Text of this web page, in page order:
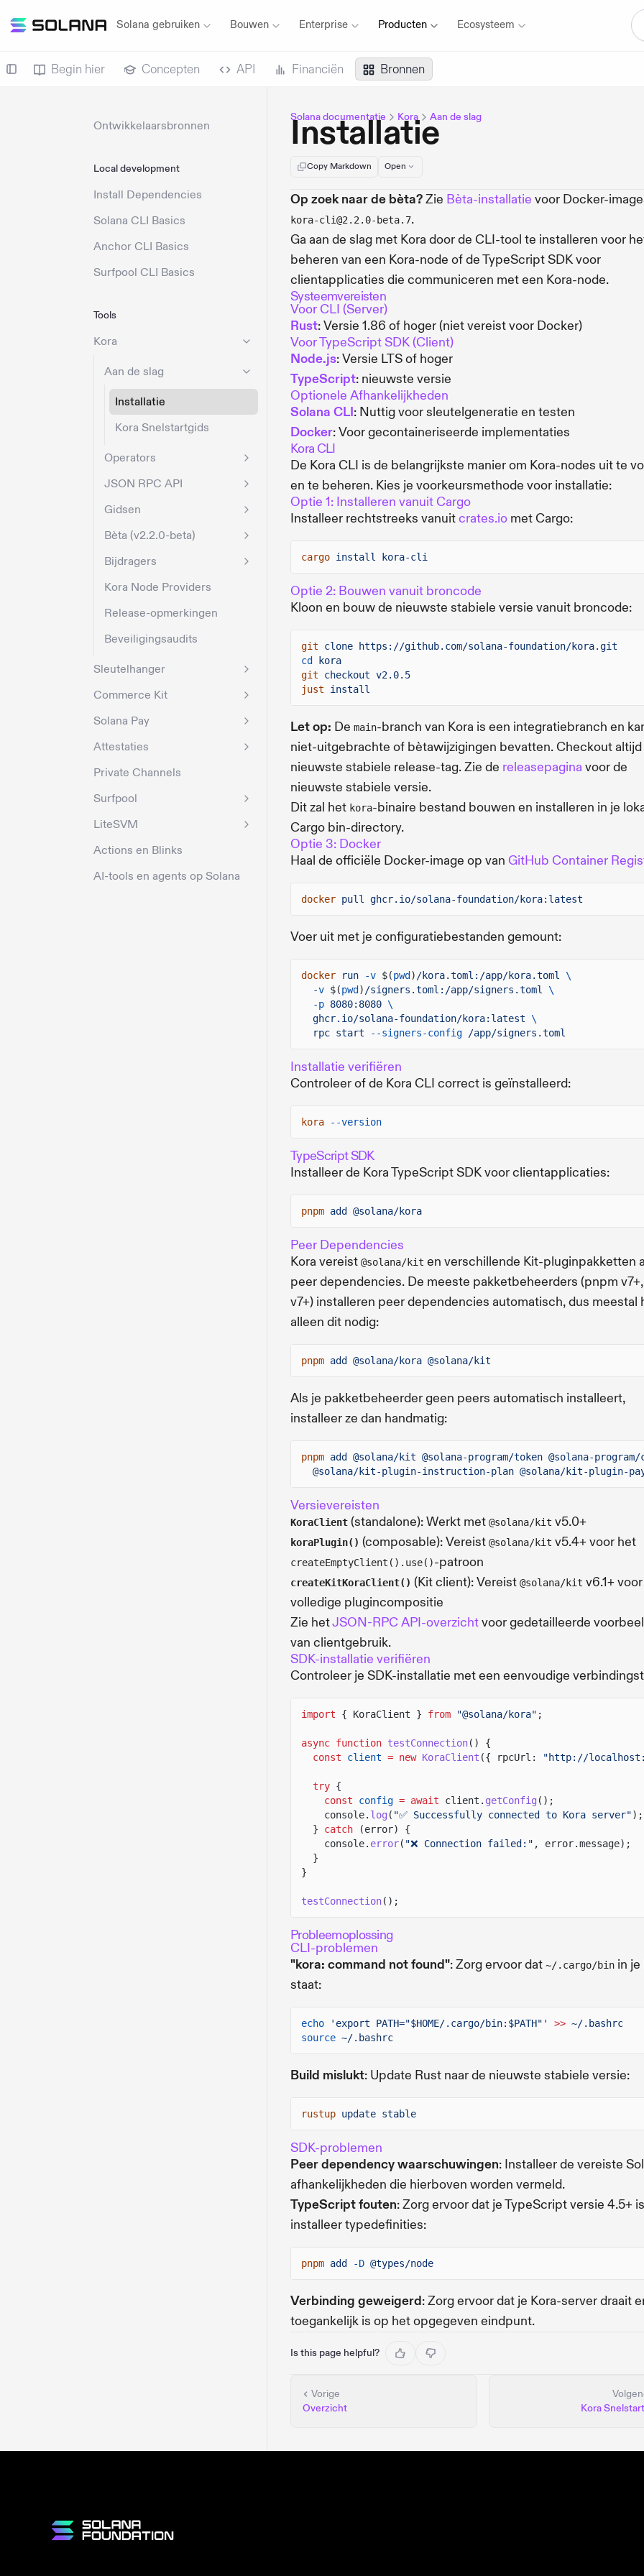
Solana gebruiken Bouwen Enterprise Producten Ecosysteem
Begin hier Concepten API Financiën Bronnen
Ontwikkelaarsbronnen
Local development
Install Dependencies
Solana CLI Basics
Anchor CLI Basics
Surfpool CLI Basics
Tools
Kora
Aan de slag
Installatie
Kora Snelstartgids
Operators
JSON RPC API
Gidsen
Bèta (v2.2.0-beta)
Bijdragers
Kora Node Providers
Release-opmerkingen
Beveiligingsaudits
Sleutelhanger
Commerce Kit
Solana Pay
Attestaties
Private Channels
Surfpool
LiteSVM
Actions en Blinks
AI-tools en agents op Solana
Solana documentatie Kora Aan de slag
Installatie
Copy Markdown Open
Op zoek naar de bèta?Zie Bèta-installatie voor Docker-
kora-cli@2.2.0-beta.7.
Ga aan de slag met Kora door de CLI-tool te installeren voor
beheren van een Kora-node of de TypeScript SDK voor
clientapplicaties die communiceren met een Kora-node.
Systeemvereisten
Voor CLI (Server)
Rust: Versie 1.86 of hoger (niet vereist voor Docker)
Voor TypeScript SDK (Client)
Node.js: Versie LTS of hoger
TypeScript: nieuwste versie
Optionele Afhankelijkheden
Solana CLI: Nuttig voor sleutelgeneratie en testen
Docker: Voor gecontaineriseerde implementaties
Kora CLI
De Kora CLI is de belangrijkste manier om Kora-nodes uit te
en te beheren. Kies je voorkeursmethode voor installatie:
Optie 1: Installeren vanuit Cargo
Installeer rechtstreeks vanuitcrates.io met Cargo:
cargo install kora-cli
Optie 2: Bouwen vanuit broncode
Kloon en bouw de nieuwste stabiele versie vanuit broncode:
git
clone https://github.com/solana-foundation/kora.git
cd
kora
git
checkout v2.0.5
just
install
Let op: De main-branch van Kora is een integratiebranch en
niet-uitgebrachte of bètawijzigingen bevatten. Checkout altijd
nieuwste stabiele release-tag. Zie de releasepagina voor de
nieuwste stabiele versie.
Dit zal het kora-binaire bestand bouwen en installeren in je
Cargo bin-directory.
Optie 3: Docker
Haal de officiële Docker-image op van GitHub Container
docker pull ghcr.io/solana-foundation/kora:latest
Voer uit met je configuratiebestanden gemount:
docker run -v $(pwd )/kora.toml:/app/kora.toml \
-v $(pwd )/signers.toml:/app/signers.toml \
-p 8080:8080 \
ghcr.io/solana-foundation/kora:latest \
rpc start
--signers-config /app/signers.toml
Installatie verifiëren
Controleer of de Kora CLI correct is geïnstalleerd:
kora --version
TypeScript SDK
Installeer de Kora TypeScript SDK voor clientapplicaties:
pnpm add @solana/kora
Peer Dependencies
Kora vereist @solana/kit en verschillende Kit-pluginpakketten
peer dependencies. De meeste pakketbeheerders (pnpm
v7+) installeren peer dependencies automatisch, dus meestal
alleen dit nodig:
pnpm add @solana/kora @solana/kit
Als je pakketbeheerder geen peers automatisch installeert,
installeer ze dan handmatig:
pnpm add @solana/kit @solana-program/token @solana-program/
@solana/kit-plugin-instruction-plan @solana/kit-plugin-
Versievereisten
KoraClient (standalone): Werkt met @solana/kit v5.0+
koraPlugin() (composable): Vereist @solana/kit v5.4+ voor het
createEmptyClient().use()-patroon
createKitKoraClient() (Kit client): Vereist @solana/kit v6.1+ voor
volledige plugincompositie
Zie hetJSON-RPC API-overzichtvoor gedetailleerde
van clientgebruik.
SDK-installatie verifiëren
Controleer je SDK-installatie met een eenvoudige
import { KoraClient } from "@solana/kora" ;
async function testConnection() {
const
client = new KoraClient ({ rpcUrl: "http://
try {
const
config = await client. getConfig ();
console. log ( "✅ Successfully connected to Kora server");
}
catch
(error) {
console. error( "❌ Connection failed:" , error.message);
}
}
testConnection();
Probleemoplossing
CLI-problemen
"kora: command not found": Zorg ervoor dat ~/.cargo/bin in je
staat:
echo 'export PATH="$HOME/.cargo/bin:$PATH"' >> ~/.bashrc
source ~/.bashrc
Build mislukt: Update Rust naar de nieuwste stabiele versie:
rustup update stable
SDK-problemen
Peer dependency waarschuwingen: Installeer de vereiste
afhankelijkheden die hierboven worden vermeld.
TypeScript fouten: Zorg ervoor dat je TypeScript versie 4.5+
installeer typedefinities:
pnpm add -D @types/node
Verbinding geweigerd: Zorg ervoor dat je Kora-server draait
toegankelijk is op het opgegeven eindpunt.
Is this page helpful?
Vorige
Overzicht
Kora